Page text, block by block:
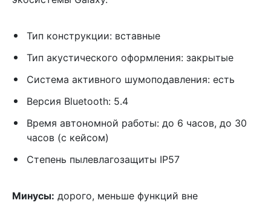
Тип конструкции: вставные
Тип акустического оформления: закрытые
Система активного шумоподавления: есть
Версия Bluetooth: 5.4
Время автономной работы: до 6 часов, до 30
часов (с кейсом)
Степень пылевлагозащиты IP57
Минусы: дорого, меньше функций вне